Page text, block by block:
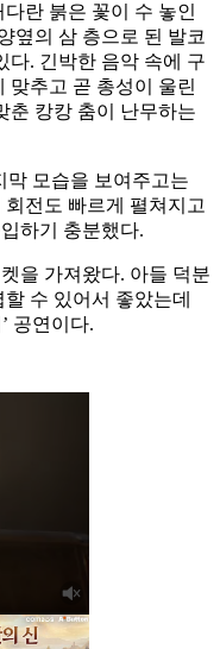
란 붉은 꽃이 수 놓인
옆의 삼 층으로 된 발코
다. 긴박한 음악 속에 구
맞추고 곧 총성이 울린
춘 캉캉 춤이 난무하는
막 모습을 보여주고는
전도 빠르게 펼쳐지고
하기 충분했다.
을 가져왔다. 아들 덕분
수 있어서 좋았는데
공연이다.